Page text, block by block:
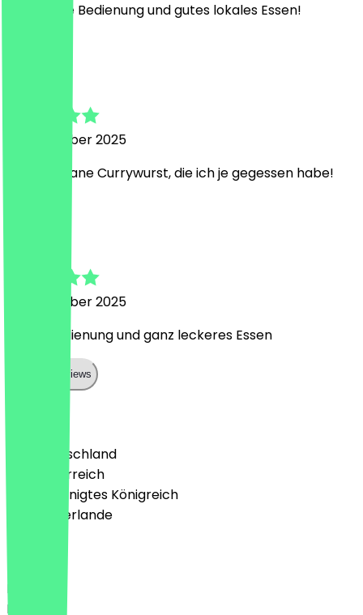
Sehr nette Bedienung und gutes lokales Essen!
16. November 2025
Beste vegane Currywurst, die ich je gegessen habe!
16. November 2025
Super Bedienung und ganz leckeres Essen
Show all reviews
🇩🇪 Deutschland
🇦🇹 Österreich
🇬🇧 Vereinigtes Königreich
🇳🇱 Niederlande
Deutsch
English